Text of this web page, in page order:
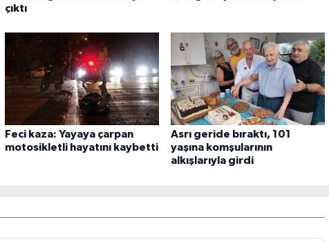
çıktı
Feci kaza: Yayaya çarpan
motosikletli hayatını kaybetti
Asrı geride bıraktı, 101
yaşına komşularının
alkışlarıyla girdi